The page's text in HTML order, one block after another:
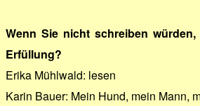
Wenn Sie nicht schreiben
Erfüllung?
Erika Mühlwald: lesen
Karin Bauer: Mein Hund, mein Mann,